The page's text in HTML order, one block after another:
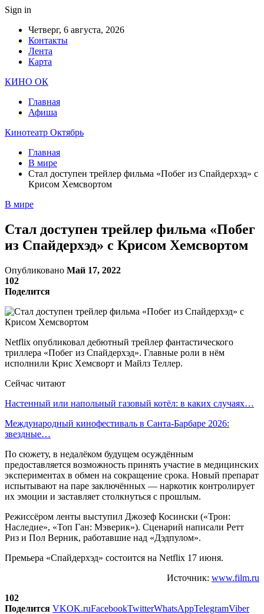
Sign in
Четверг, 6 августа, 2026
Контакты
Лента
Карта
КИНО ОК
Главная
Афиша
Кинотеатр Октябрь
Главная
В мире
Стал доступен трейлер фильма «Побег из Спайдерхэд» с
Крисом Хемсвортом
В мире
Стал доступен трейлер фильма «Побег
из Спайдерхэд» с Крисом Хемсвортом
Опубликовано Май 17, 2022
102
Поделится
Netflix опубликовал дебютный трейлер фантастического
триллера «Побег из Спайдерхэд». Главные роли в нём
исполнили Крис Хемсворт и Майлз Теллер.
Сейчас читают
Настенный или напольный газовый котёл: в каких случаях…
Международный кинофестиваль в Санта-Барбаре 2026:
звездные…
По сюжету, в недалёком будущем осуждённым
предоставляется возможность принять участие в медицинских
экспериментах в обмен на сокращение срока. Новый препарат
испытывают на паре заключённых — наркотик контролирует
их эмоции и заставляет столкнуться с прошлым.
Режиссёром ленты выступил Джозеф Косински («Трон:
Наследие», «Топ Ган: Мэверик»). Сценарий написали Ретт
Риз и Пол Верник, работавшие над «Дэдпулом».
Премьера «Спайдерхэд» состоится на Netflix 17 июня.
Источник: www.film.ru
102
Поделится VKOK.ruFacebookTwitterWhatsAppTelegramViber